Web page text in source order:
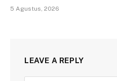
5 Agustus, 2026
LEAVE A REPLY